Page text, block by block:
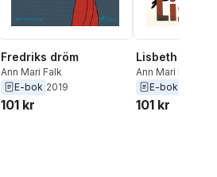
Fredriks dröm
Ann Mari Falk
E-bok 2019
101 kr
Lisbeth
Ann Mari Falk
E-bok
101 kr